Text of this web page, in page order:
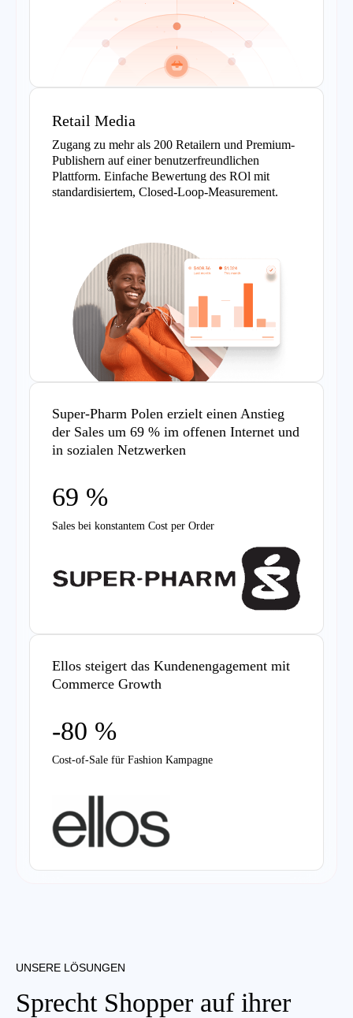
Retail Media
Zugang zu mehr als 200 Retailern und Premium-
Publishern auf einer benutzerfreundlichen
Plattform. Einfache Bewertung des ROl mit
standardisiertem, Closed-Loop-Measurement.
Super-Pharm Polen erzielt einen Anstieg
der Sales um 69 % im offenen Internet und
in sozialen Netzwerken
69 %
Sales bei konstantem Cost per Order
Ellos steigert das Kundenengagement mit
Commerce Growth
-80 %
Cost-of-Sale für Fashion Kampagne
UNSERE LÖSUNGEN
Sprecht Shopper auf ihrer